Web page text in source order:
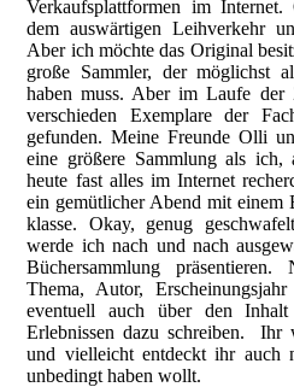
Verkaufsplattformen im
dem auswärtigen Leihverkehr
Aber ich möchte das Original
große Sammler, der möglichst
haben muss. Aber im Laufe der
verschieden Exemplare der
gefunden. Meine Freunde Olli
eine größere Sammlung als
heute fast alles im Internet
ein gemütlicher Abend mit einem
klasse. Okay, genug
werde ich nach und nach
Büchersammlung
Thema, Autor,
eventuell auch über den Inhalt
Erlebnissen dazu schreiben. Ihr
und vielleicht entdeckt ihr auch
unbedingt haben wollt.